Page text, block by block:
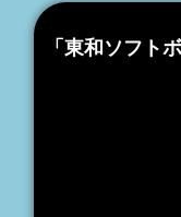
「東和ソフト